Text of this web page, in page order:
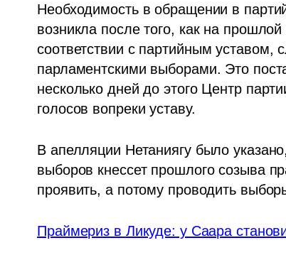
Необходимость в обращении в
возникла после того, как на
соответствии с партийным уставом,
парламентскими выборами. Это
несколько дней до этого Центр
голосов вопреки уставу.
В апелляции Нетаниягу было
выборов кнессет прошлого созыва
проявить, а потому проводить
Праймериз в Ликуде: у Саара